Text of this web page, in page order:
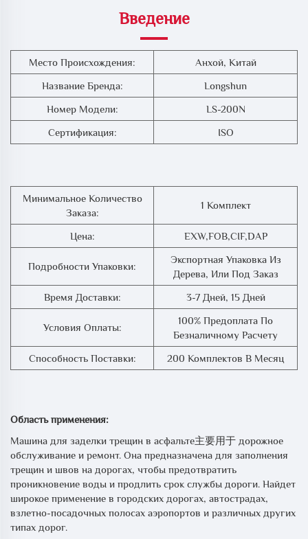
Введение
Место Происхождения:
Анхой, Китай
Название Бренда:
Longshun
Номер Модели:
LS-200N
Сертификация:
ISO
Минимальное Количество
Заказа:
1 Комплект
Цена: EXW,FOB,CIF,DAP
Подробности Упаковки:
Экспортная Упаковка Из
Дерева, Или Под Заказ
Время Доставки:
3-7 Дней, 15 Дней
Условия Оплаты:
100% Предоплата По
Безналичному Расчету
Способность Поставки:
200 Комплектов В Месяц
Область применения:
Машина для заделки трещин в асфальте主要用于 дорожное
обслуживание и ремонт. Она предназначена для заполнения
трещин и швов на дорогах, чтобы предотвратить
проникновение воды и продлить срок службы дороги. Найдет
широкое применение в городских дорогах, автострадах,
взлетно-посадочных полосах аэропортов и различных других
типах дорог.